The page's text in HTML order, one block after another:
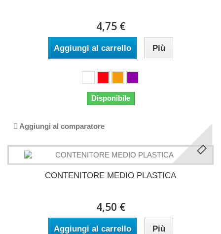
4,75 €
Aggiungi al carrello Più
Disponibile
Aggiungi al comparatore
CONTENITORE MEDIO PLASTICA
4,50 €
Aggiungi al carrello Più